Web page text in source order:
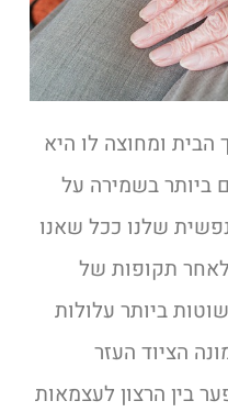
הבית ומחוצה לו היא
ביותר בשמירה על
שלנו ככל שאנו
תקופות של
ביותר עלולות
הציוד העזר
בין הרצון לעצמאות